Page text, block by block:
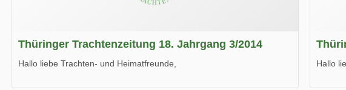
Thüringer Trachtenzeitung 18. Jahrgang 3/2014
Hallo liebe Trachten- und Heimatfreunde, Hallo